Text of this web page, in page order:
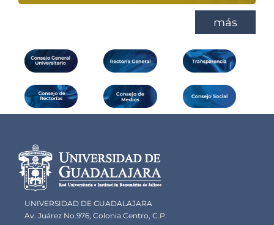
más
Información del
portal
UNIVERSIDAD DE GUADALAJARA
Av. Juárez No.976, Colonia Centro, C.P.